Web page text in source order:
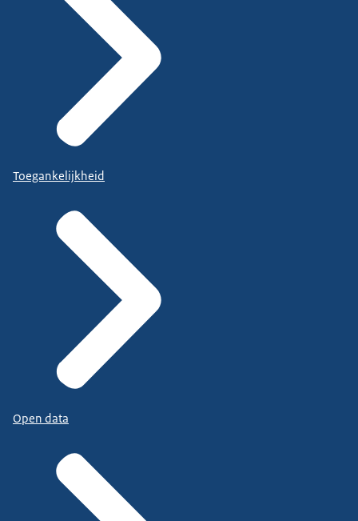
Toegankelijkheid
Open data